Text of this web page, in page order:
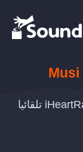
Musi
لا تتوفر حاليا مزامنة قوائم تشغيل iHeartRadio تلقائيا